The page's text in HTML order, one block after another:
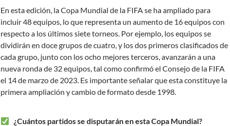
En esta edición, la Copa Mundial de la FIFA se ha ampliado para
incluir 48 equipos, lo que representa un aumento de 16 equipos con
respecto a los últimos siete torneos. Por ejemplo, los equipos se
dividirán en doce grupos de cuatro, y los dos primeros clasificados de
cada grupo, junto con los ocho mejores terceros, avanzarán a una
nueva ronda de 32 equipos, tal como confirmó el Consejo de la FIFA
el 14 de marzo de 2023. Es importante señalar que esta constituye la
primera ampliación y cambio de formato desde 1998.
¿Cuántos partidos se disputarán en esta Copa Mundial?